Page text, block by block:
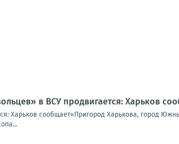
в ВСУ продвигается: Харьков
Харьков сообщает«Пригород Харькова, город